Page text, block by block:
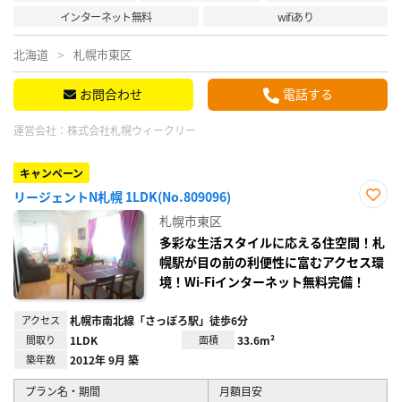
インターネット無料
wifiあり
北海道 札幌市東区
お問合わせ 電話する
運営会社： 株式会社札幌ウィークリー
キャンペーン
リージェントN札幌 1LDK(No.809096)
り登
録
札幌市東区
多彩な生活スタイルに応える住空間！札
幌駅が目の前の利便性に富むアクセス環
境！Wi-Fiインターネット無料完備！
アクセス 札幌市南北線「さっぽろ駅」徒歩6分
間取り 1LDK 面積 33.6m²
築年数 2012年 9月 築
プラン名・期間 月額目安